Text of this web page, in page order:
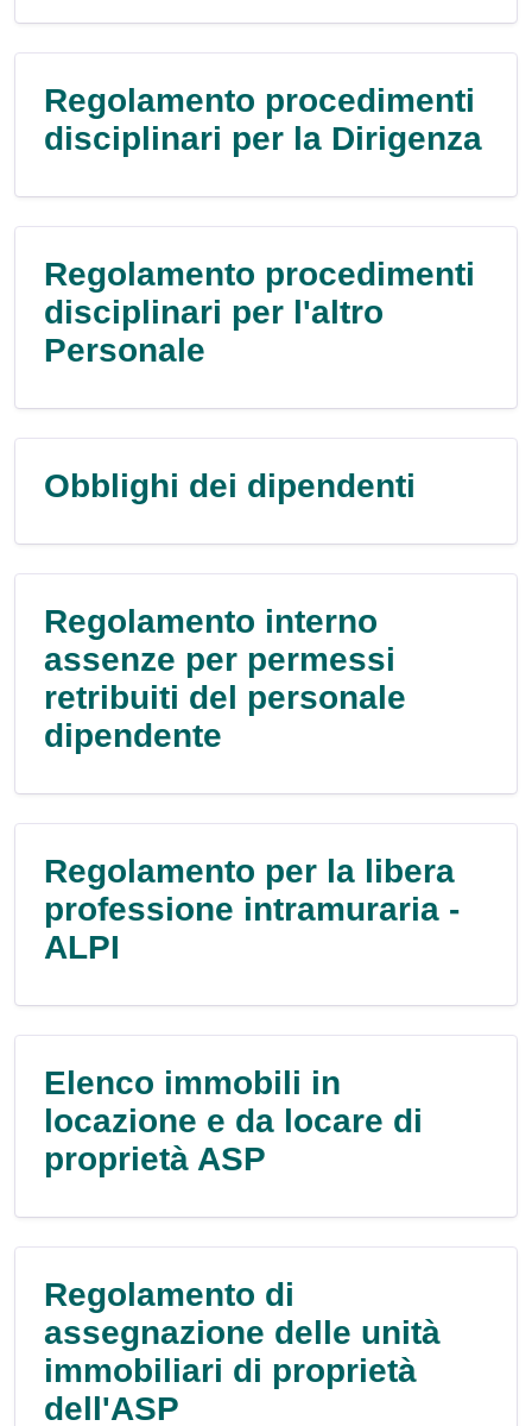
Regolamento procedimenti
disciplinari per la Dirigenza
Regolamento procedimenti
disciplinari per l'altro
Personale
Obblighi dei dipendenti
Regolamento interno
assenze per permessi
retribuiti del personale
dipendente
Regolamento per la libera
professione intramuraria -
ALPI
Elenco immobili in
locazione e da locare di
proprietà ASP
Regolamento di
assegnazione delle unità
immobiliari di proprietà
dell'ASP